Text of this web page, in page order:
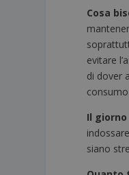
Cosa
evitare
di dover
Il
siano